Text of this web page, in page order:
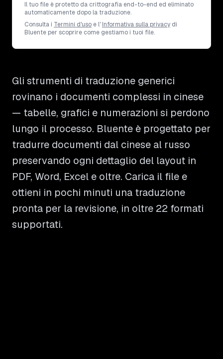
Il tuo file è protetto da crittografia end-to-end ed eliminato
automaticamente dopo la traduzione.
Consulta i Termini d'uso e l' Informativa sulla privacy di
Bluente per scoprire come gestiamo i tuoi file.
Gli strumenti di traduzione generici
rovinano i documenti complessi in cinese
— tabelle, grafici e numerazioni si perdono
lungo il processo. Bluente è progettato per
tradurre documenti dal cinese al russo
preservando ogni dettaglio del layout in
PDF, Word, Excel e oltre. Carica il file e
ottieni in pochi minuti una traduzione
pronta per la revisione, in oltre 22 formati
supportati.